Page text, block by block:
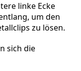
linke Ecke
um den
zu lösen.
sich die